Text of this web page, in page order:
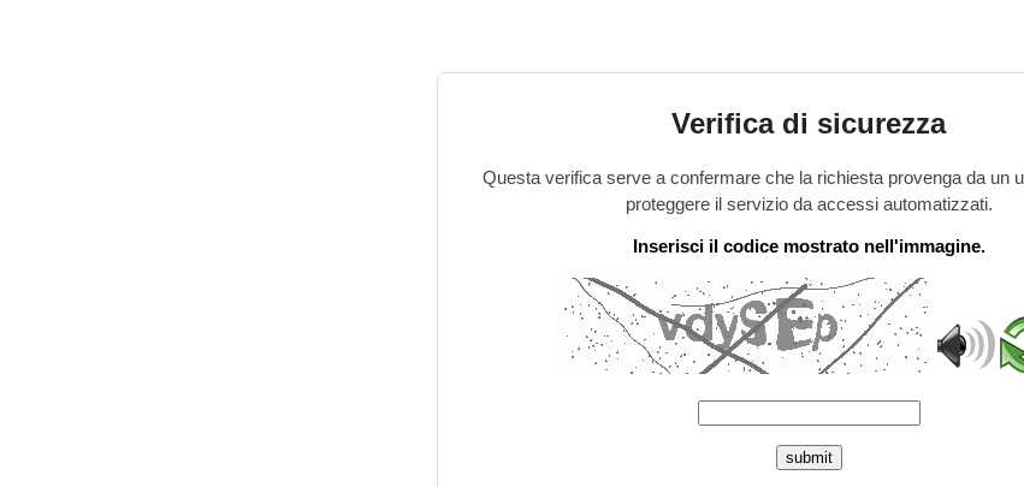
Verifica di sicurezza
Questa verifica serve a confermare che la richiesta provenga da un
proteggere il servizio da accessi automatizzati.
Inserisci il codice mostrato nell'immagine.
submit